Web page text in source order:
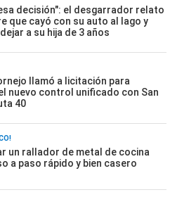
decisión": el desgarrador relato
que cayó con su auto al lago y
a su hija de 3 años
llamó a licitación para
nuevo control unificado con San
40
un rallador de metal de cocina
a paso rápido y bien casero